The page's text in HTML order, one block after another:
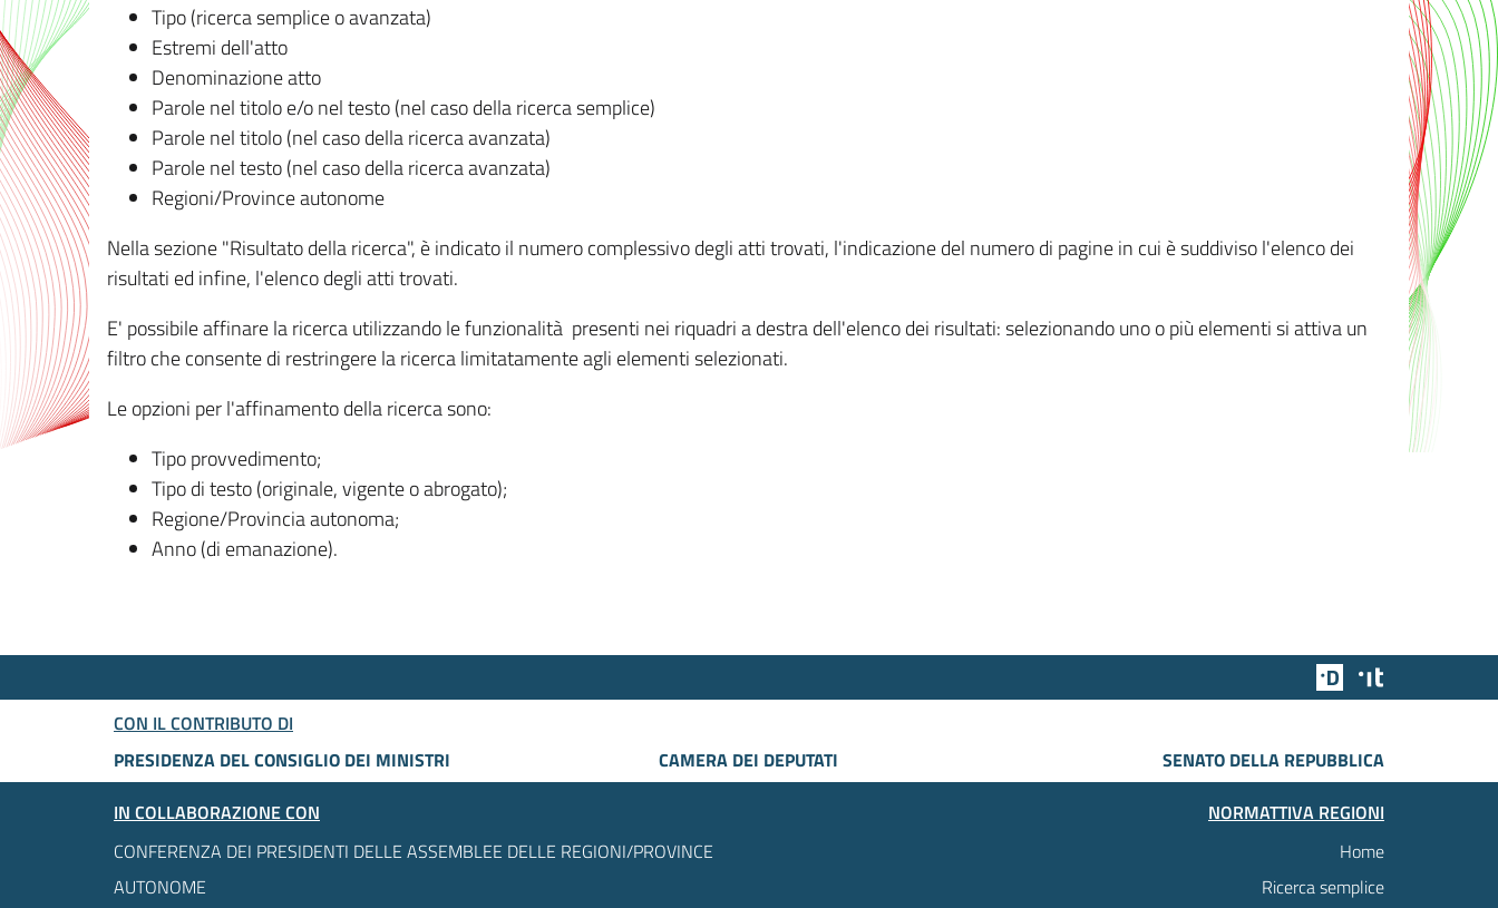
Tipo (ricerca semplice o avanzata)
Estremi dell'atto
Denominazione atto
Parole nel titolo e/o nel testo (nel caso della ricerca semplice)
Parole nel titolo (nel caso della ricerca avanzata)
Parole nel testo (nel caso della ricerca avanzata)
Regioni/Province autonome
Nella sezione "Risultato della ricerca", è indicato il numero complessivo degli atti trovati, l'indicazione del numero di pagine in cui è suddiviso l'elenco dei
risultati ed infine, l'elenco degli atti trovati.
E' possibile affinare la ricerca utilizzando le funzionalità presenti nei riquadri a destra dell'elenco dei risultati: selezionando uno o più elementi si attiva un
filtro che consente di restringere la ricerca limitatamente agli elementi selezionati.
Le opzioni per l'affinamento della ricerca sono:
Tipo provvedimento;
Tipo di testo (originale, vigente o abrogato);
Regione/Provincia autonoma;
Anno (di emanazione).
Team Digitale
CON IL CONTRIBUTO DI
PRESIDENZA DEL CONSIGLIO DEI MINISTRI
CAMERA DEI DEPUTATI
SENATO DELLA REPUBBLICA
IN COLLABORAZIONE CON
CONFERENZA DEI PRESIDENTI DELLE ASSEMBLEE DELLE REGIONI/PROVINCE
AUTONOME
NORMATTIVA REGIONI
Home
Ricerca semplice